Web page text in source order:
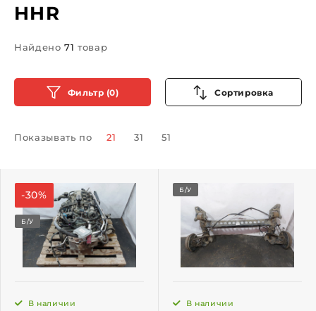
HHR
Найдено71 товар
Фильтр (0) Сортировка
Показывать по 21 31 51
-30%
Б/У
В наличии
Б/У
В наличии